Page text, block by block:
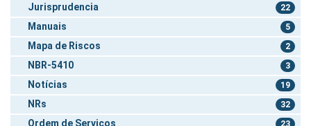
Jurisprudencia 22
Manuais 5
Mapa de Riscos 2
NBR-5410 3
Notícias 19
NRs 32
Ordem de Serviços 23